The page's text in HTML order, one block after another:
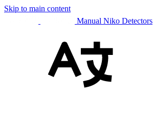
Skip to main content
Manual Niko Detectors